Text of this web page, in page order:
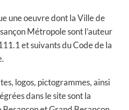
une oeuvre dont la Ville de
Métropole sont l’auteur
et suivants du Code de la
logos, pictogrammes, ainsi
dans le site sont la